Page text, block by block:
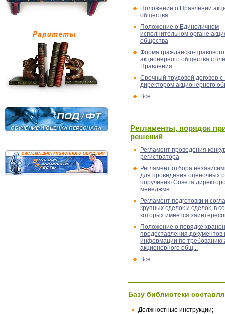
Положение о Правлении
общества
Положение о Единоличном
исполнительном органе
общества
Форма гражданско-
акционерного общества с
Правления
Срочный трудовой договор
директором акционерного
Все...
Регламенты, порядок
решений
Регламент проведения
регистратора
Регламент отбора
для проведения оценочных
поручению Cовета
менеджме...
Регламент подготовки и
крупных сделок и сделок, в
которых имеется
Положение о порядке
предоставления документов
информации по требованию
акционерного общ...
Все...
Базу библиотеки
Должностные инструкции;